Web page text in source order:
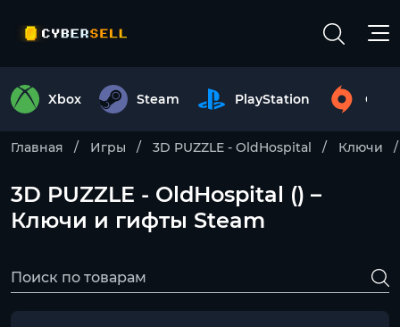
Xbox Steam PlayStation
Главная Игры 3D PUZZLE - OldHospital Ключи
3D PUZZLE - OldHospital () –
Ключи и гифты Steam